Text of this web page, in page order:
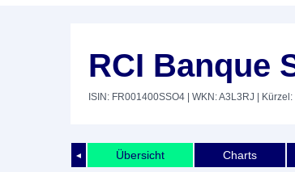
RCI Banque
ISIN: FR001400SSO4 | WKN: A3L3RJ | Kürzel:
◄ Übersicht Charts